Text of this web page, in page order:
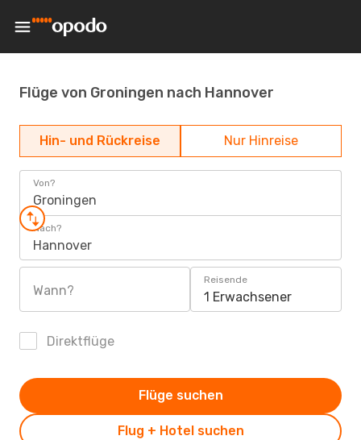
Flüge von Groningen nach Hannover
Hin- und Rückreise Nur Hinreise
Von?
Groningen
Nach?
Hannover
Wann?
Reisende
1 Erwachsener
Direktflüge
Flug + Hotel suchen
Flüge suchen